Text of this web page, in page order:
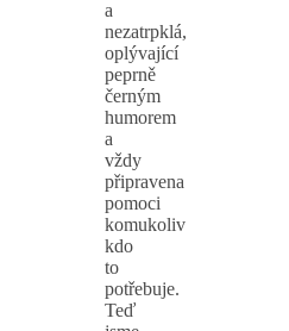
a
nezatrpklá,
oplývající
peprně
černým
humorem
a
vždy
připravena
pomoci
komukoliv
kdo
to
potřebuje.
Teď